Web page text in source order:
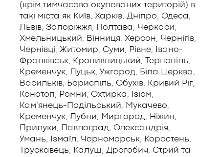
(крім тимчасово окупованих територій) в
такі міста як Київ, Харків, Дніпро, Одеса,
Львів, Запоріжжя, Полтава, Черкаси,
Хмельницький, Вінниця, Херсон, Чернігів,
Чернівці, Житомир, Суми, Рівне, Івано-
Франківськ, Кропивницький, Тернопіль,
Кременчук, Луцьк, Ужгород, Біла Церква,
Васильків, Бориспіль, Обухів, Кривий Ріг,
Конотоп, Ромни, Охтирка, Ізюм,
Кам’янець-Подільський, Мукачево,
Кременчук, Лубни, Миргород, Ніжин,
Прилуки, Павлоград, Олександрія,
Умань, Ізмаїл, Чорноморськ, Коростень,
Трускавець, Калуш, Дрогобич, Стрий та